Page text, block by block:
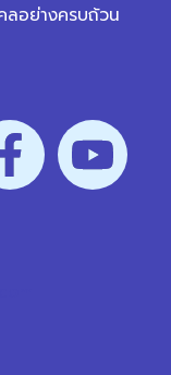
ลอย่างครบถ้วน